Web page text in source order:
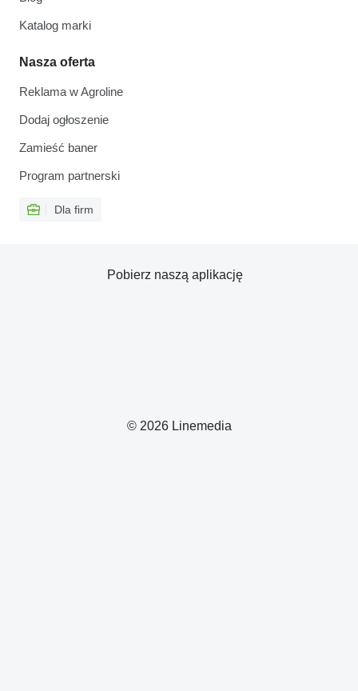
Katalog marki
Nasza oferta
Reklama w Agroline
Dodaj ogłoszenie
Zamieść baner
Program partnerski
Dla firm
© 2026 Linemedia
Pobierz naszą aplikację